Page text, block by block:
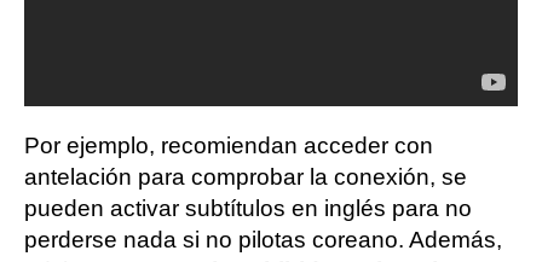
Por ejemplo, recomiendan acceder con
antelación para comprobar la conexión, se
pueden activar subtítulos en inglés para no
perderse nada si no pilotas coreano. Además,